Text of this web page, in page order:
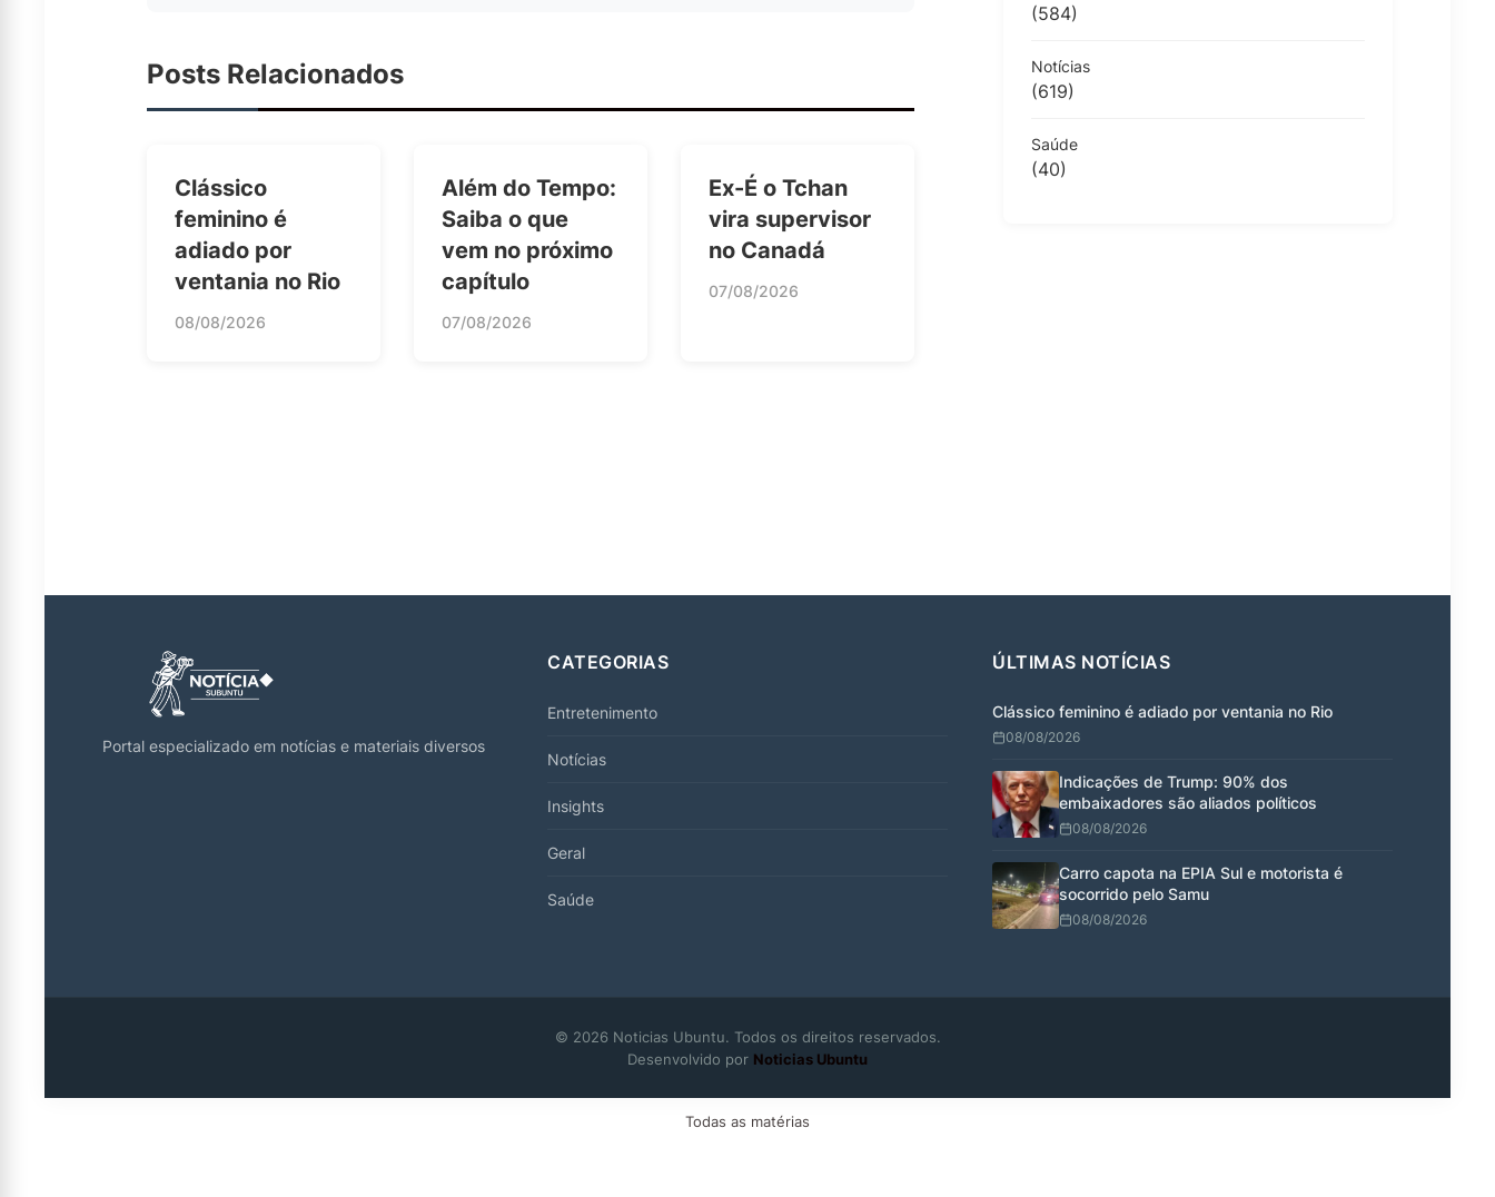
Posts Relacionados
Clássico
feminino é
adiado por
ventania no Rio
08/08/2026
Além do Tempo:
Saiba o que
vem no próximo
capítulo
07/08/2026
Ex-É o Tchan
vira supervisor
no Canadá
07/08/2026
(584)
Notícias
(619)
Saúde
(40)
Portal especializado em notícias e materiais diversos
CATEGORIAS
Entretenimento
Notícias
Insights
Geral
Saúde
ÚLTIMAS NOTÍCIAS
Clássico feminino é adiado por ventania no Rio
08/08/2026
Indicações de Trump: 90% dos
embaixadores são aliados políticos
08/08/2026
Carro capota na EPIA Sul e motorista é
socorrido pelo Samu
08/08/2026
© 2026 Noticias Ubuntu. Todos os direitos reservados.
Desenvolvido por Noticias Ubuntu
Todas as matérias